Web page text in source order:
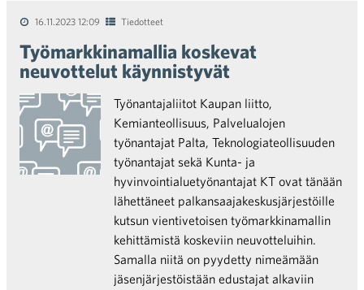
16.11.2023 12:09 Tiedotteet
Työmarkkinamallia koskevat
neuvottelut käynnistyvät
Työnantajaliitot Kaupan liitto,
Kemianteollisuus, Palvelualojen
työnantajat Palta, Teknologiateollisuuden
työnantajat sekä Kunta- ja
hyvinvointialuetyönantajat KT ovat tänään
lähettäneet palkansaajakeskusjärjestöille
kutsun vientivetoisen työmarkkinamallin
kehittämistä koskeviin neuvotteluihin.
Samalla niitä on pyydetty nimeämään
jäsenjärjestöistään edustajat alkaviin